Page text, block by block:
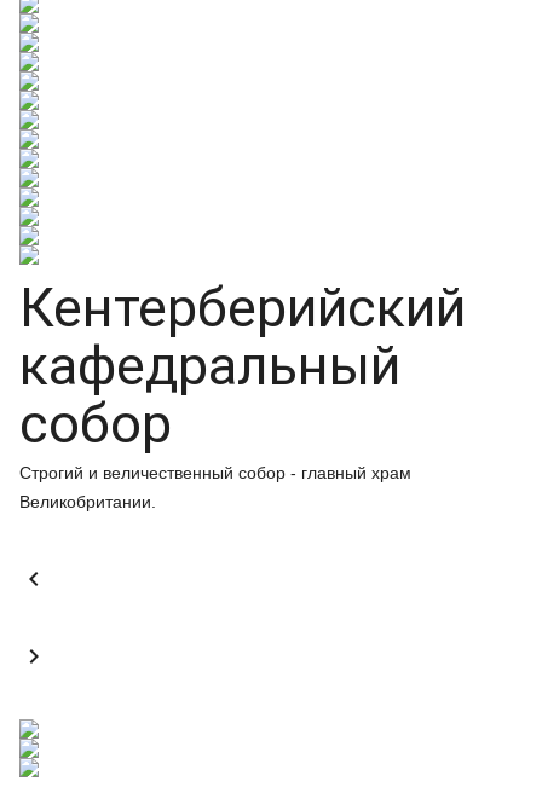
Кентерберийский
кафедральный
собор
Строгий и величественный собор - главный храм
Великобритании.

